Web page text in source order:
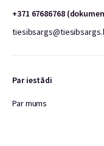
+371 67686768
Par iestādi
Par mums